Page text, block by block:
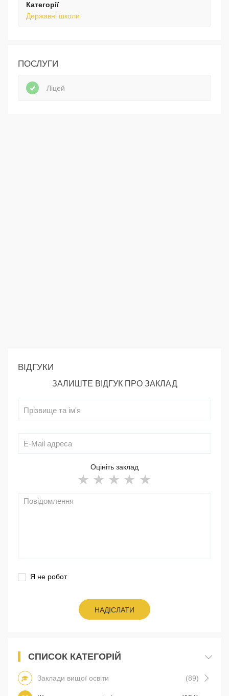
Категорії
Державні школи
ПОСЛУГИ
Ліцей
ВІДГУКИ
ЗАЛИШТЕ ВІДГУК ПРО ЗАКЛАД
Оцініть заклад
Я не робот
НАДІСЛАТИ
СПИСОК КАТЕГОРІЙ
Заклади вищої освіти (89)